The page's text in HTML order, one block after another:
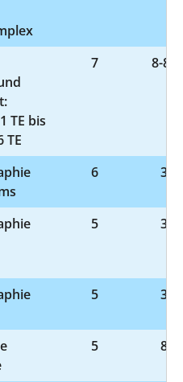
TE bis
TE
7 8-
6 3-
5 3-
5 3-
5 8-